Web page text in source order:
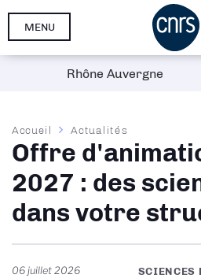
Aller
MENU
Fil
d'Ariane
Accueil Actualités
Offre
2027 : des
dans votre
06 juillet 2026 SCIENCES